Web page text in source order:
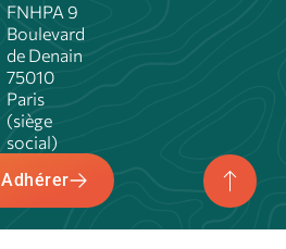
FNHPA 9
Boulevard
de Denain
75010
Paris
(siège
social)
Adhérer